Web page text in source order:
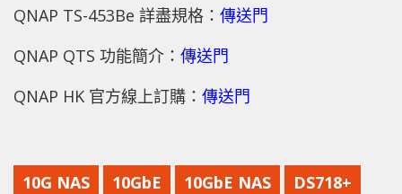
QNAP TS-453Be 詳盡規格： 傳送門
QNAP QTS 功能簡介： 傳送門
QNAP HK 官方線上訂購： 傳送門
10G NAS 10GbE 10GbE NAS DS718+